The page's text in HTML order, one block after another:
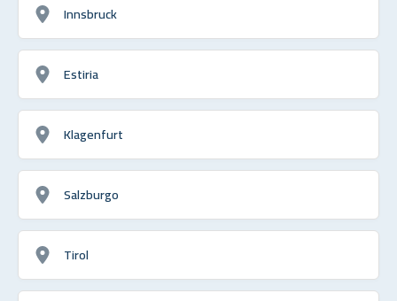
Innsbruck
Estiria
Klagenfurt
Salzburgo
Tirol